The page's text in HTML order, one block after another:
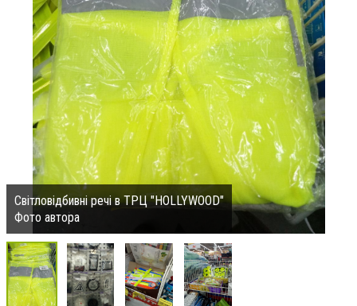
Світловідбивні речі в ТРЦ "HOLLYWOOD"
Фото автора